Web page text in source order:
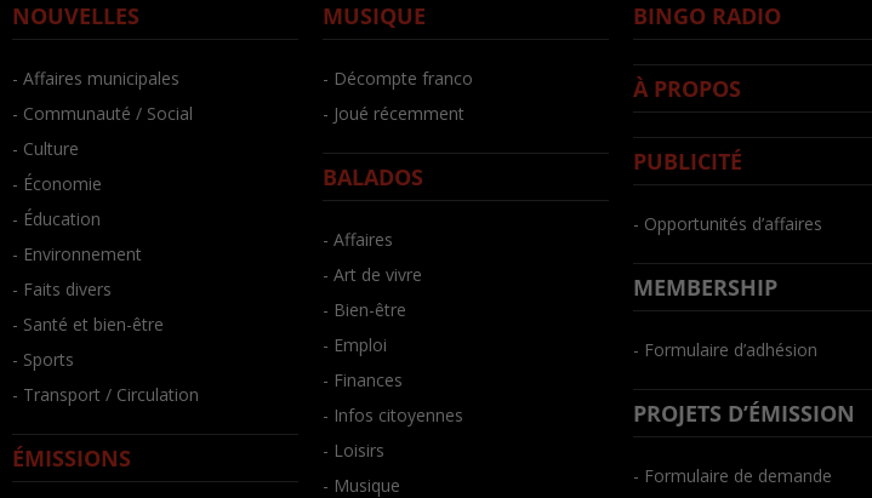
NOUVELLES
- Affaires municipales
- Communauté / Social
- Culture
- Économie
- Éducation
- Environnement
- Faits divers
- Santé et bien-être
- Sports
- Transport / Circulation
ÉMISSIONS
MUSIQUE
- Décompte franco
- Joué récemment
BALADOS
- Affaires
- Art de vivre
- Bien-être
- Emploi
- Finances
- Infos citoyennes
- Loisirs
- Musique
BINGO RADIO
À PROPOS
PUBLICITÉ
- Opportunités d’affaires
MEMBERSHIP
- Formulaire d’adhésion
PROJETS D’ÉMISSION
- Formulaire de demande